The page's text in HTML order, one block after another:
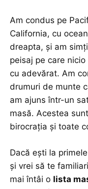
Am condus pe
California, cu
dreapta, și am
peisaj pe care
cu adevărat. Am
drumuri de munte
am ajuns într-un
masă. Acestea
birocrația și toate
Dacă ești la
și vrei să te
mai întâi o lista